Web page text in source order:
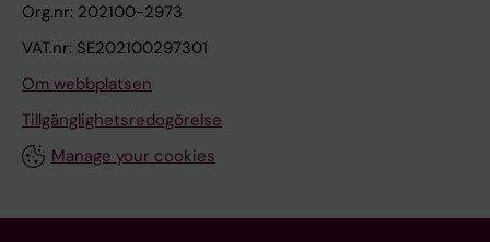
Org.nr: 202100-2973
VAT.nr: SE202100297301
Om webbplatsen
Tillgänglighetsredogörelse
Manage your cookies